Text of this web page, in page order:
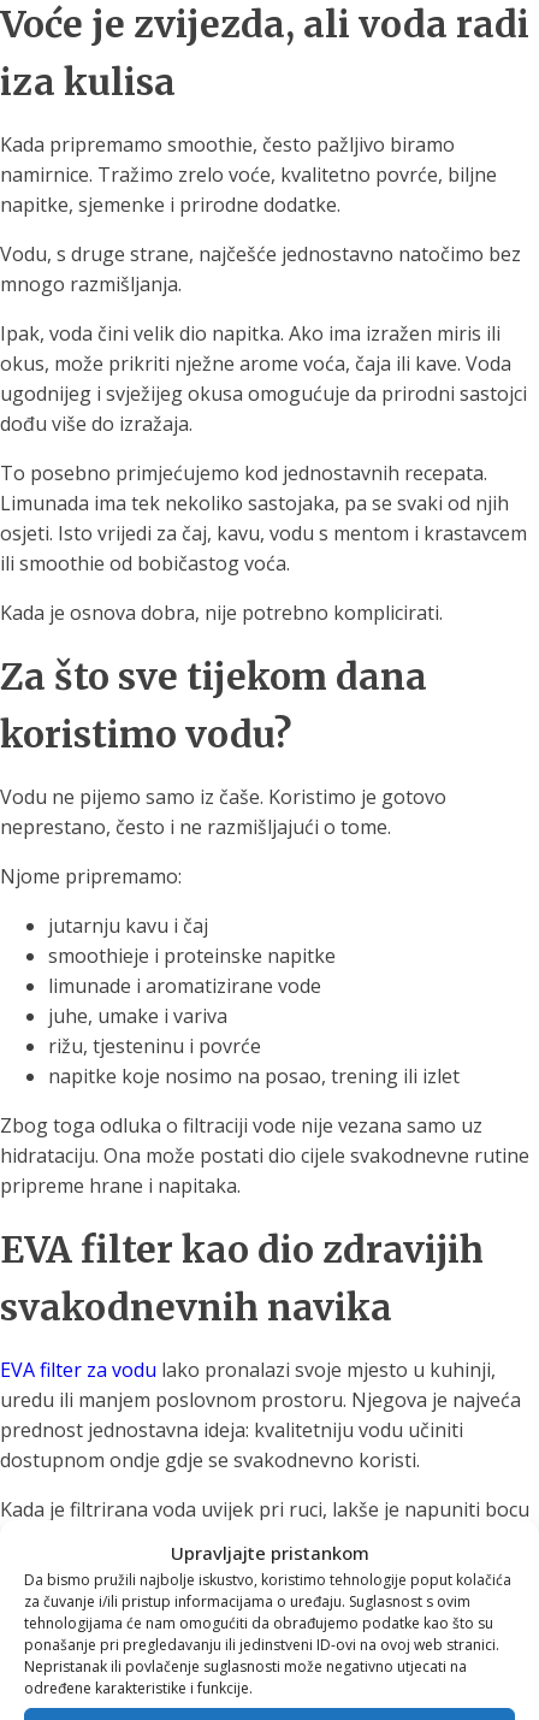
Upravljajte pristankom
Da bismo pružili najbolje iskustvo, koristimo tehnologije poput kolačića
za čuvanje i/ili pristup informacijama o uređaju. Suglasnost s ovim
tehnologijama će nam omogućiti da obrađujemo podatke kao što su
ponašanje pri pregledavanju ili jedinstveni ID-ovi na ovoj web stranici.
Nepristanak ili povlačenje suglasnosti može negativno utjecati na
određene karakteristike i funkcije.
Voće je zvijezda, ali voda radi
iza kulisa
Kada pripremamo smoothie, često pažljivo biramo
namirnice. Tražimo zrelo voće, kvalitetno povrće, biljne
napitke, sjemenke i prirodne dodatke.
Vodu, s druge strane, najčešće jednostavno natočimo bez
mnogo razmišljanja.
Ipak, voda čini velik dio napitka. Ako ima izražen miris ili
okus, može prikriti nježne arome voća, čaja ili kave. Voda
ugodnijeg i svježijeg okusa omogućuje da prirodni sastojci
dođu više do izražaja.
To posebno primjećujemo kod jednostavnih recepata.
Limunada ima tek nekoliko sastojaka, pa se svaki od njih
osjeti. Isto vrijedi za čaj, kavu, vodu s mentom i krastavcem
ili smoothie od bobičastog voća.
Kada je osnova dobra, nije potrebno komplicirati.
Za što sve tijekom dana
koristimo vodu?
Vodu ne pijemo samo iz čaše. Koristimo je gotovo
neprestano, često i ne razmišljajući o tome.
Njome pripremamo:
jutarnju kavu i čaj
smoothieje i proteinske napitke
limunade i aromatizirane vode
juhe, umake i variva
rižu, tjesteninu i povrće
napitke koje nosimo na posao, trening ili izlet
Zbog toga odluka o filtraciji vode nije vezana samo uz
hidrataciju. Ona može postati dio cijele svakodnevne rutine
pripreme hrane i napitaka.
EVA filter kao dio zdravijih
svakodnevnih navika
EVA filter za vodu lako pronalazi svoje mjesto u kuhinji,
uredu ili manjem poslovnom prostoru. Njegova je najveća
prednost jednostavna ideja: kvalitetniju vodu učiniti
dostupnom ondje gdje se svakodnevno koristi.
Kada je filtrirana voda uvijek pri ruci, lakše je napuniti bocu
jednostavno popiti još jednu čašu tijekom dana.
Takva promjena možda ne djeluje spektakularno. Upravo je
zato održiva.
Zdrave navike najčešće ne nastaju iz velikih odluka, nego iz